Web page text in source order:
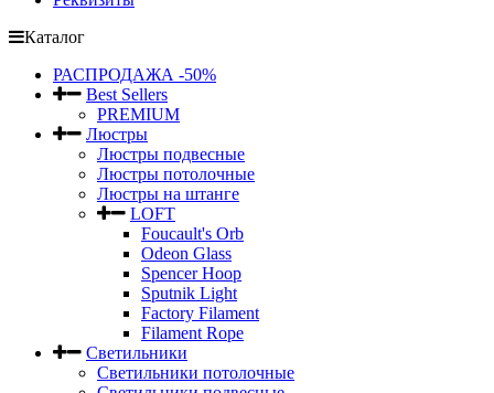
Каталог
РАСПРОДАЖА -50%
Best Sellers
PREMIUM
Люстры
Люстры подвесные
Люстры потолочные
Люстры на штанге
LOFT
Foucault's Orb
Odeon Glass
Spencer Hoop
Sputnik Light
Factory Filament
Filament Rope
Светильники
Светильники потолочные